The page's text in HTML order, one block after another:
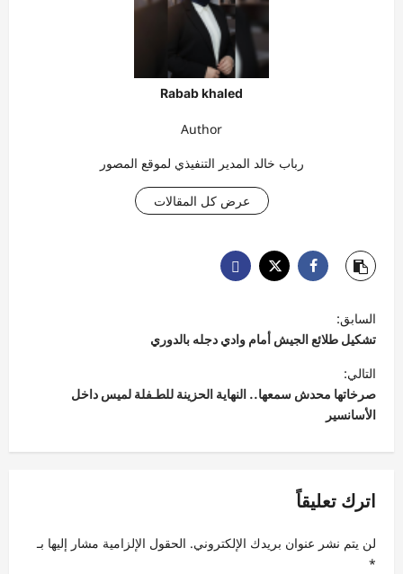
Rabab khaled
Author
رباب خالد المدير التنفيذي لموقع المصور
عرض كل المقالات
ت
ص
فّ
ح
ا
ل
ق
ل
السابق:
تشكيل طلائع الجيش أمام وادي دجله بالدوري
التالي:
صرخاتها محدش سمعها.. النهاية الحزينة للطـفلة لميس داخل
الأسانسير
اترك تعليقاً
لن يتم نشر عنوان بريدك الإلكتروني. الحقول الإلزامية مشار إليها بـ
*